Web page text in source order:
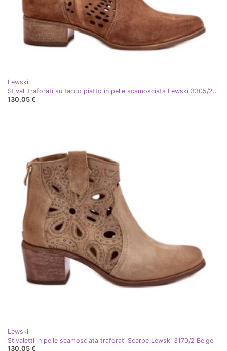
Lewski
Stivali traforati su tacco piatto in pelle scamosciata Lewski 3305/2 Marrone
130,05 €
Lewski
Stivaletti in pelle scamosciata traforati Scarpe Lewski 3170/2 Beige
130,05 €